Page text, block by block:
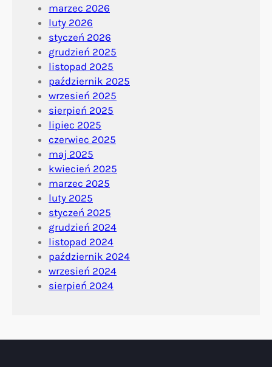
marzec 2026
luty 2026
styczeń 2026
grudzień 2025
listopad 2025
październik 2025
wrzesień 2025
sierpień 2025
lipiec 2025
czerwiec 2025
maj 2025
kwiecień 2025
marzec 2025
luty 2025
styczeń 2025
grudzień 2024
listopad 2024
październik 2024
wrzesień 2024
sierpień 2024